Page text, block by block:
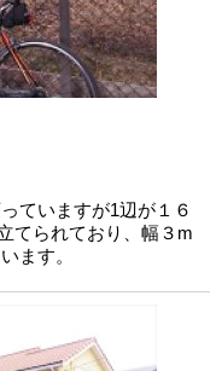
ていますが1辺が１６
てられており、幅３m
ます。